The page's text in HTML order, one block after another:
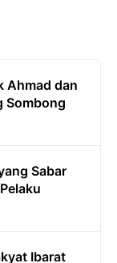
Ahmad dan
Sombong
Sabar
Ibarat